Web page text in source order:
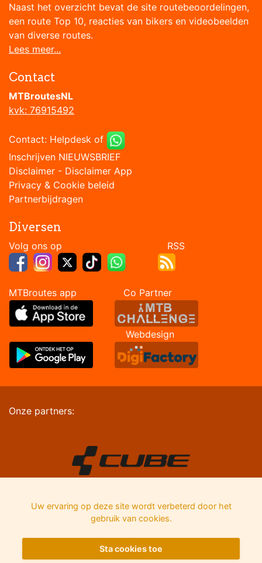
Naast het overzicht bevat de site routebeoordelingen,
een route Top 10, reacties van bikers en videobeelden
van diverse routes.
Lees meer...
Contact
MTBroutesNL
kvk: 76915492
Contact: Helpdesk of
Inschrijven NIEUWSBRIEF
Disclaimer - Disclaimer App
Privacy & Cookie beleid
Partnerbijdragen
Diversen
Volg ons op RSS
MTBroutes app Co Partner
Webdesign
Onze partners:
Uw ervaring op deze site wordt verbeterd door het
gebruik van cookies.
Sta cookies toe